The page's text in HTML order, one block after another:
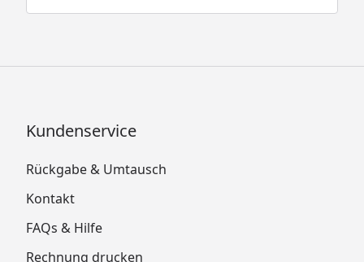
Kundenservice
Rückgabe & Umtausch
Kontakt
FAQs & Hilfe
Rechnung drucken